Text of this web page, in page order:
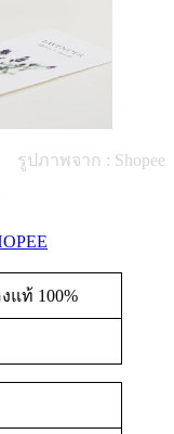
รูปภาพจาก : Shopee
แท้ 100%